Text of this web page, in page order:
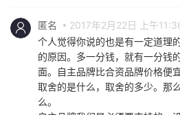
匿名
2017年2月22日 上午
个人觉得你说的也是有一定道理
的原因。多一分钱，就有一分钱
面。自主品牌比合资品牌价格便
取舍的是什么，取舍的多少。那
么。